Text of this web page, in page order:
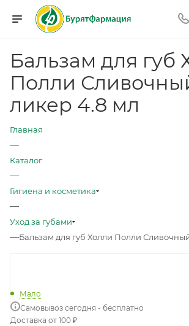
Бальзам для губ
Полли
ликер 4.8 мл
Главная
—
Каталог
—
Гигиена и косметика
—
Уход за губами
—Бальзам для губ Холли Полли
Мало
Самовывоз сегодня - бесплатно
Доставка от 100 ₽